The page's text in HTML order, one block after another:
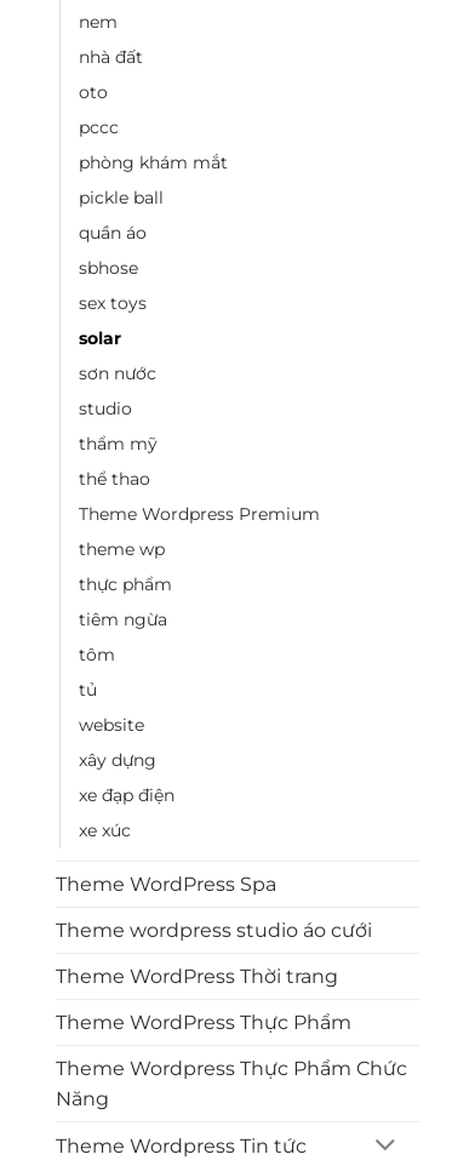
nem
nhà đất
oto
pccc
phòng khám mắt
pickle ball
quần áo
sbhose
sex toys
solar
sơn nước
studio
thẩm mỹ
thể thao
Theme Wordpress Premium
theme wp
thực phẩm
tiêm ngừa
tôm
tủ
website
xây dựng
xe đạp điện
xe xúc
Theme WordPress Spa
Theme wordpress studio áo cưới
Theme WordPress Thời trang
Theme WordPress Thực Phẩm
Theme Wordpress Thực Phẩm Chức
Năng
Theme Wordpress Tin tức